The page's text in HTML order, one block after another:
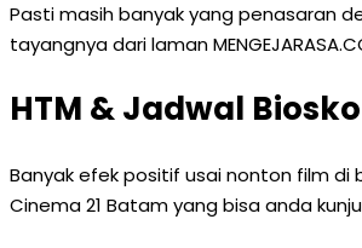
Pasti masih banyak yang penasaran
tayangnya dari laman
HTM & Jadwal
Banyak efek positif usai nonton film di
Cinema 21 Batam yang bisa anda